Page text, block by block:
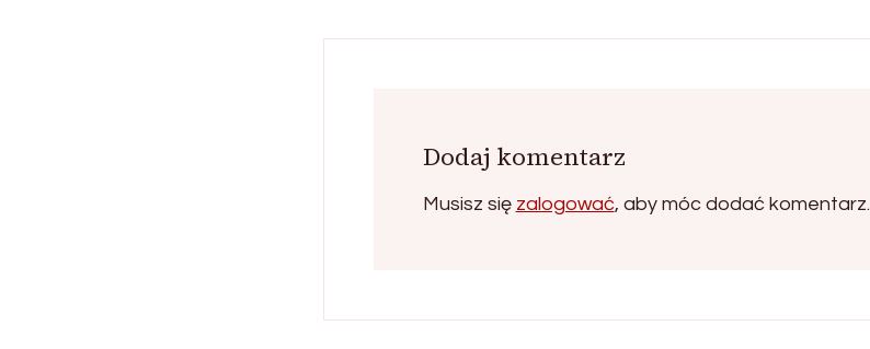
Dodaj komentarz
Musisz się zalogować, aby móc dodać komentarz.